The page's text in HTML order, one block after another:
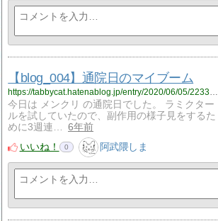
【blog_004】通院日のマイブーム
https://tabbycat.hatenablog.jp/entry/2020/06/05/223355
今日は メンクリ の通院日でした。 ラミクター
ルを試していたので、副作用の様子見をするた
めに3週連…
6年前
いいね！
0 阿武隈しま